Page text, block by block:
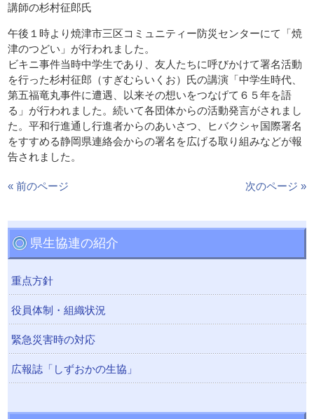
講師の杉村征郎氏
午後１時より焼津市三区コミュニティー防災センターにて「焼
津のつどい」が行われました。
ビキニ事件当時中学生であり、友人たちに呼びかけて署名活動
を行った杉村征郎（すぎむらいくお）氏の講演「中学生時代、
第五福竜丸事件に遭遇、以来その想いをつなげて６５年を語
る」が行われました。続いて各団体からの活動発言がされまし
た。平和行進通し行進者からのあいさつ、ヒバクシャ国際署名
をすすめる静岡県連絡会からの署名を広げる取り組みなどが報
告されました。
« 前のページ 次のページ »
県生協連の紹介
重点方針
役員体制・組織状況
緊急災害時の対応
広報誌「しずおかの生協」